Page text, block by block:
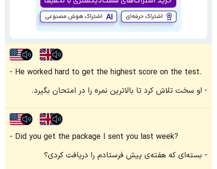
He worked hard to get the highest score on the test.
او سخت تلاش کرد تا بالاترین نمره را در امتحان بگیرد.
Did you get the package I sent you last week?
بسته‌ای که هفته‌ی پیش فرستادم را دریافت کردی؟